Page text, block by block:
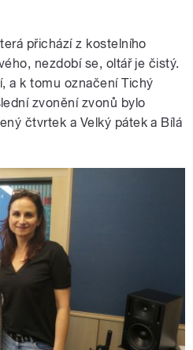
přichází z kostelního
nezdobí se, oltář je čistý.
a k tomu označení Tichý
zvonění zvonů bylo
čtvrtek a Velký pátek a Bílá